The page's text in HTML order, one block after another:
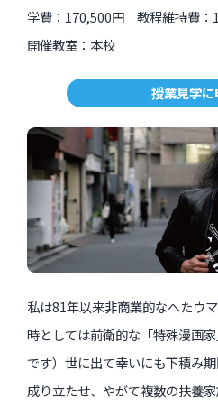
モード研究室
子どものアトリエ
NPO法人AESSについて
学費：170,500円 教程維持費：
開催教室：本校
授業見学
私は81年以来非商業的なへたウ
時としては前衛的な「特殊漫画
です）世に出て幸いにも下積み
成り立たせ、やがて複数の扶養